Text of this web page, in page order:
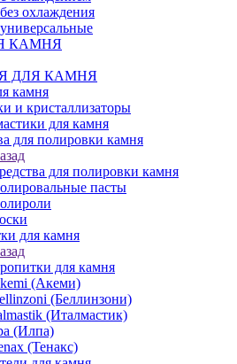
охлаждения
КАМНЯ
ДЛЯ КАМНЯ
камня
и кристаллизаторы
для камня
для полировки камня
для полировки камня
пасты
для камня
для камня
(Акеми)
(Беллинзони)
(Италмастик)
(Илпа)
(Тенакс)